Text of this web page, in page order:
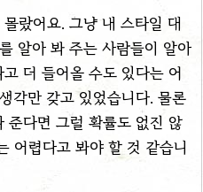
랐어요. 그냥 내 스타일 대
알아 봐 주는 사람들이 알아
더 들어올 수도 있다는 어
각만 갖고 있었습니다. 물론
준다면 그럴 확률도 없진 않
어렵다고 봐야 할 것 같습니